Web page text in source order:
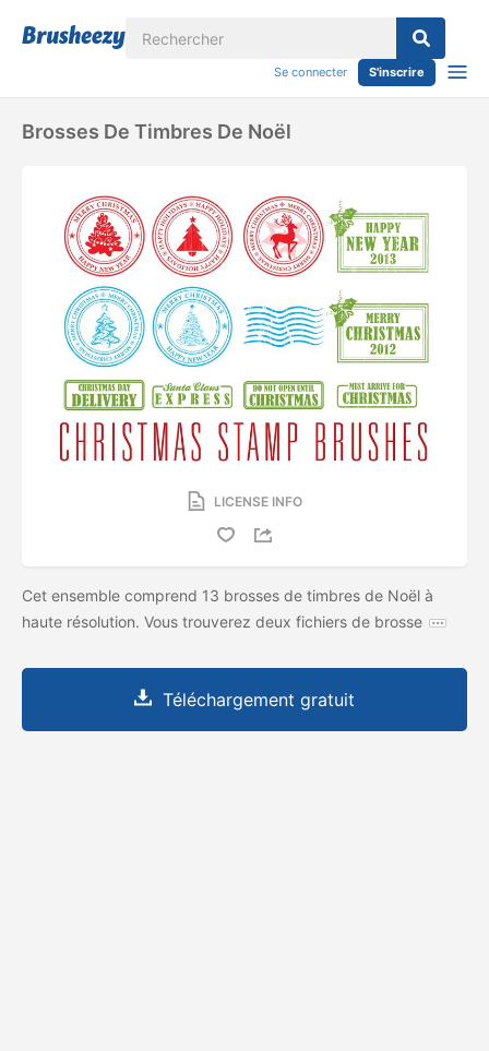
Se connecter S'inscrire
Brosses De Timbres De Noël
LICENSE INFO
Cet ensemble comprend 13 brosses de timbres de Noël à
haute résolution. Vous trouverez deux fichiers de brosse
Téléchargement gratuit